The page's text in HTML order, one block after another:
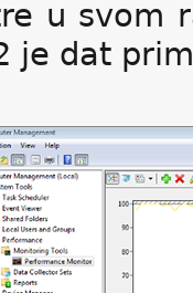
u svom
je dat